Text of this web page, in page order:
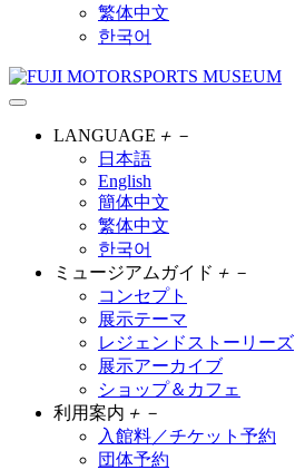
繁体中文
한국어
LANGUAGE ＋ －
日本語
English
簡体中文
繁体中文
한국어
ミュージアムガイド ＋ －
コンセプト
展示テーマ
レジェンドストーリーズ
展示アーカイブ
ショップ＆カフェ
利用案内 ＋ －
入館料／チケット予約
団体予約